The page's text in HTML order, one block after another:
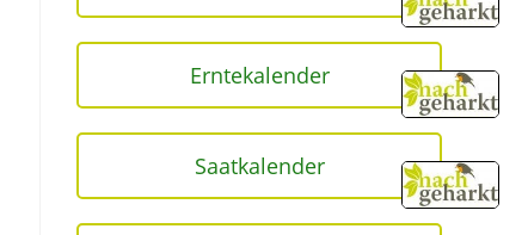
Erntekalender
Saatkalender